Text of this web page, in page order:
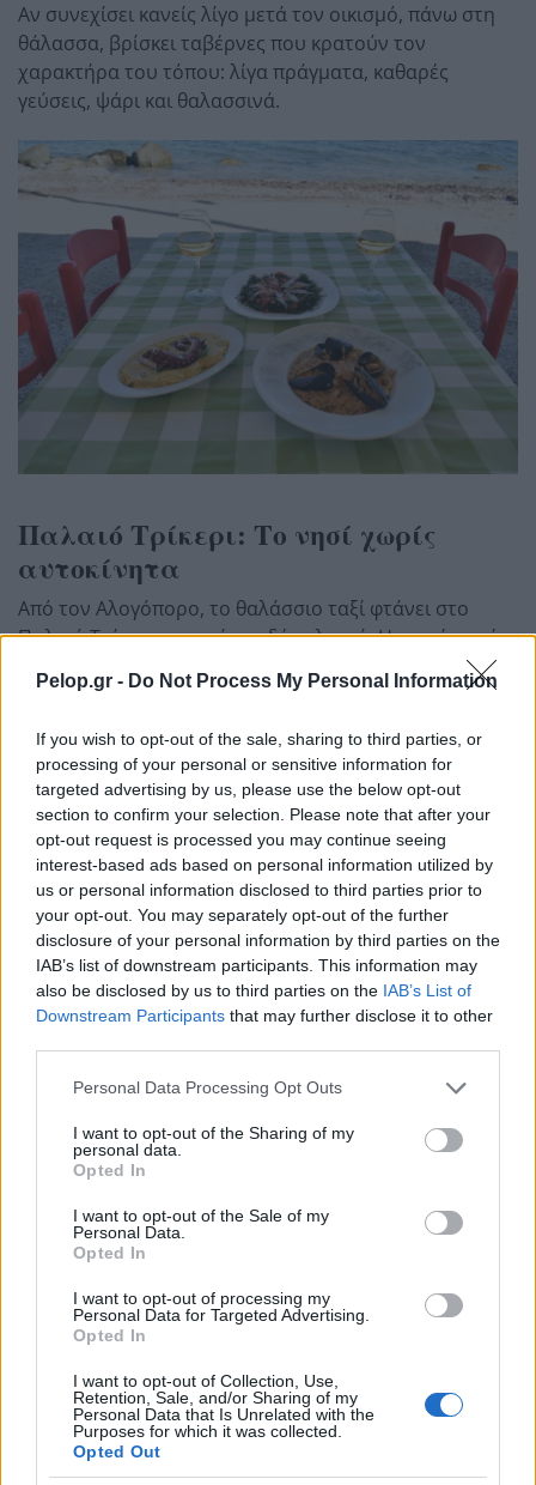
Pelop.gr - Do Not Process My Personal Information
If you wish to opt-out of the sale, sharing to third parties, or
processing of your personal or sensitive information for
targeted advertising by us, please use the below opt-out
section to confirm your selection. Please note that after your
opt-out request is processed you may continue seeing
interest-based ads based on personal information utilized by
us or personal information disclosed to third parties prior to
your opt-out. You may separately opt-out of the further
disclosure of your personal information by third parties on the
IAB’s list of downstream participants. This information may
also be disclosed by us to third parties on the IAB’s List of
Downstream Participants that may further disclose it to other
Please note that this website/app uses one or more Google
not limited to your visit or usage behaviour. You may click to
grant or deny consent to Google and its third-party tags to
use your data for below specified purposes in below Google
consent section.
Personal Data Processing Opt Outs
I want to opt-out of the Sharing of my
personal data.
Opted In
I want to opt-out of the Sale of my
Personal Data.
Opted In
I want to opt-out of processing my
Personal Data for Targeted Advertising.
Opted In
I want to opt-out of Collection, Use,
Retention, Sale, and/or Sharing of my
Personal Data that Is Unrelated with the
Purposes for which it was collected.
Opted Out
Αν συνεχίσει κανείς λίγο μετά τον οικισμό, πάνω στη
θάλασσα, βρίσκει ταβέρνες που κρατούν τον
χαρακτήρα του τόπου: λίγα πράγματα, καθαρές
γεύσεις, ψάρι και θαλασσινά.
Παλαιό Τρίκερι: Το νησί χωρίς
αυτοκίνητα
Από τον Αλογόπορο, το θαλάσσιο ταξί φτάνει στο
Παλαιό Τρίκερι σε περίπου δέκα λεπτά. Η μικρή αυτή
απόσταση αρκεί για να αλλάξει εντελώς ο ρυθμός. Στο
νησί δεν κυκλοφορούν αυτοκίνητα. Υπάρχουν
αναγκάζει να περπατήσεις πιο αργά.
Το Παλαιό Τρίκερι είναι ιδανικό για μια ήρεμη
περιήγηση με τα πόδια. Ο γύρος του νησιού δεν
χρειάζεται βιασύνη. Θέλει στάσεις, νερό, καπέλο και
διάθεση να ακολουθήσεις τα μονοπάτια χωρίς
αυστηρό πρόγραμμα. Η μυρωδιά από θυμάρι και
αλμύρα συνοδεύει σχεδόν κάθε βήμα.
Το μοναστήρι και η βαριά μνήμη
της εξορίας
Στο κέντρο του νησιού βρίσκεται το μοναστήρι της
Παναγίας Ευαγγελίστριας, χτισμένο το 1835, μετά την